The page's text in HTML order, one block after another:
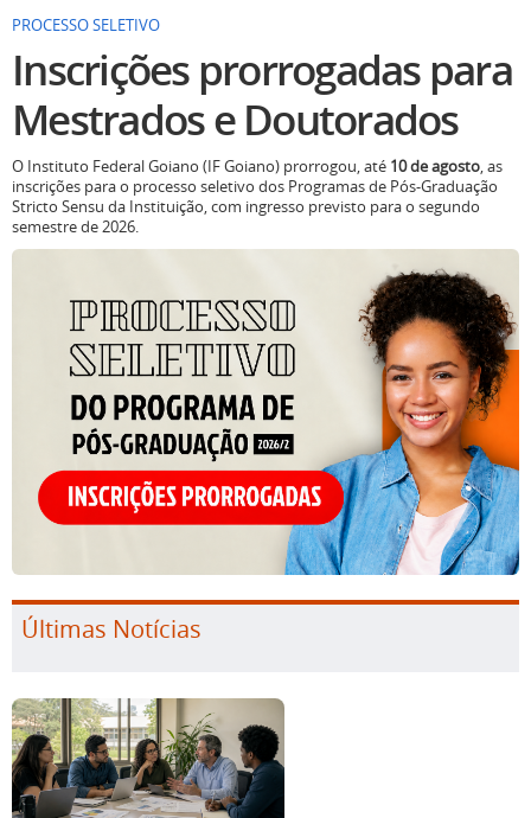
PROCESSO SELETIVO
Inscrições prorrogadas para
Mestrados e Doutorados
O Instituto Federal Goiano (IF Goiano) prorrogou, até 10 de agosto, as
inscrições para o processo seletivo dos Programas de Pós-Graduação
Stricto Sensu da Instituição, com ingresso previsto para o segundo
semestre de 2026.
Últimas Notícias